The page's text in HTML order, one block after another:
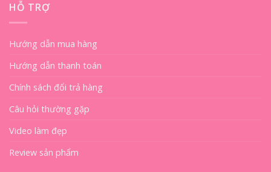
HỖ TRỢ
Hướng dẫn mua hàng
Hướng dẫn thanh toán
Chính sách đổi trả hàng
Câu hỏi thường gặp
Video làm đẹp
Review sản phẩm